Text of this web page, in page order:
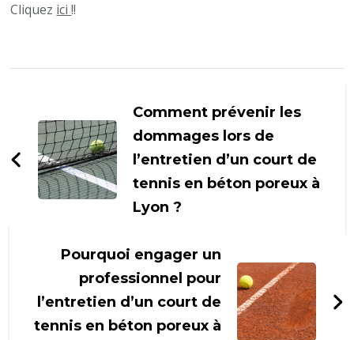
Cliquez ici!!
d'article
Comment prévenir les
dommages lors de
l’entretien d’un court de
tennis en béton poreux à
Lyon ?
Pourquoi engager un
professionnel pour
l’entretien d’un court de
tennis en béton poreux à